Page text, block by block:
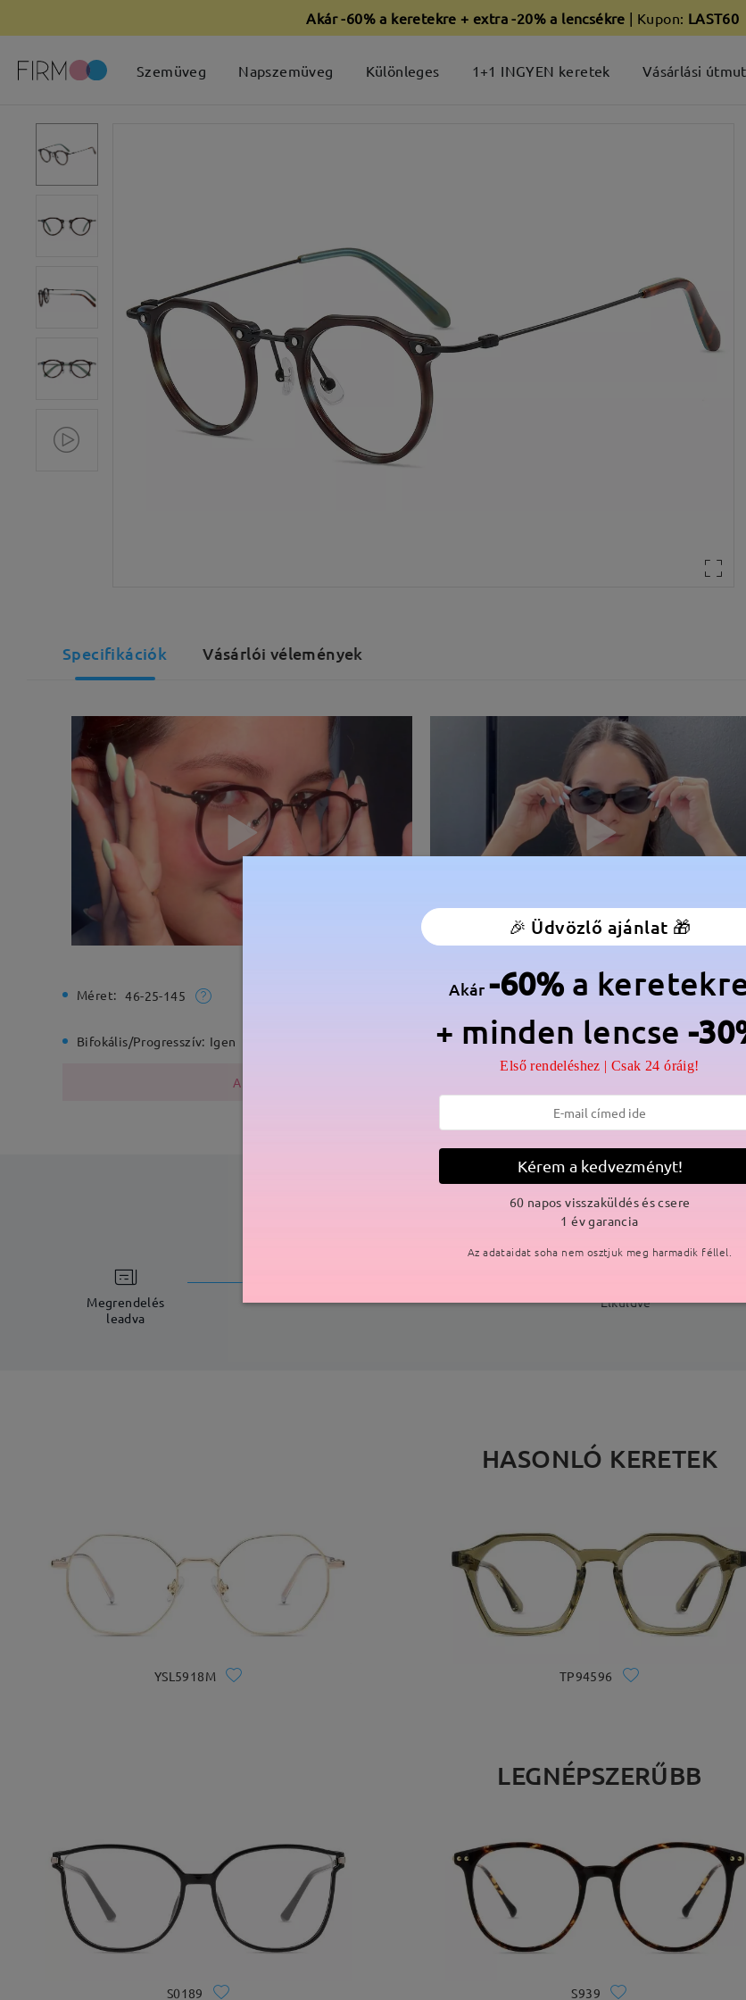
Akár -60% a keretekre + extra -20% a lencsékre | Kupon: LAST60
Szemüveg Napszemüveg Különleges 1+1 INGYEN keretek Vásárlási
Specifikációk Vásárlói vélemények
Méret: 46-25-145 144 mm (Nagy ) Lencse átlós méret:
Bifokális/Progresszív: Igen Nem Anyag: Acetát ,Fém
A fémszerkezet nikkelt tartalmaz a gyártási folyamat miatt. Nikkelallergiás vásárlók
SZÁLLÍTÁS
Megrendelés
leadva
Elküldve
HASONLÓ KERETEK
YSL5918M TP94596
LEGNÉPSZERŰBB
S0189 S939
🎉 Üdvözlő ajánlat 🎁
Akár-60% a
+ minden lencse -
Első rendeléshez | Csak 24 óráig!
Kérem a kedvezményt!
60 napos visszaküldés és csere
1 év garancia
Az adataidat soha nem osztjuk meg harmadik féllel.